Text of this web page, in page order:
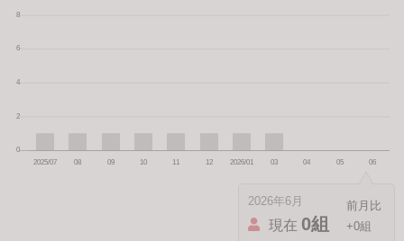
2026年6月
現在 0組 +0組